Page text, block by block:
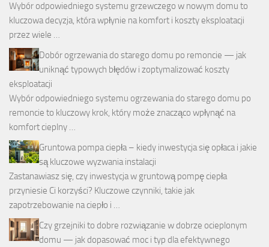
Wybór odpowiedniego systemu grzewczego w nowym domu to
kluczowa decyzja, która wpłynie na komfort i koszty eksploatacji
przez wiele …
Dobór ogrzewania do starego domu po remoncie — jak
uniknąć typowych błędów i zoptymalizować koszty
eksploatacji
Wybór odpowiedniego systemu ogrzewania do starego domu po
remoncie to kluczowy krok, który może znacząco wpłynąć na
komfort cieplny …
Gruntowa pompa ciepła – kiedy inwestycja się opłaca i jakie
są kluczowe wyzwania instalacji
Zastanawiasz się, czy inwestycja w gruntową pompę ciepła
przyniesie Ci korzyści? Kluczowe czynniki, takie jak
zapotrzebowanie na ciepło i …
Czy grzejniki to dobre rozwiązanie w dobrze ocieplonym
domu — jak dopasować moc i typ dla efektywnego